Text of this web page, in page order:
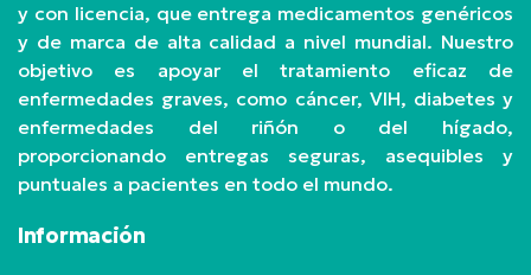
y con licencia, que entrega medicamentos genéricos
y de marca de alta calidad a nivel mundial. Nuestro
objetivo es apoyar el tratamiento eficaz de
enfermedades graves, como cáncer, VIH, diabetes y
enfermedades del riñón o del hígado,
proporcionando entregas seguras, asequibles y
puntuales a pacientes en todo el mundo.
Información